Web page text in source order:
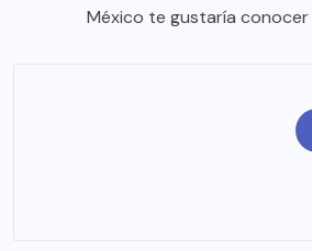
México te gustaría